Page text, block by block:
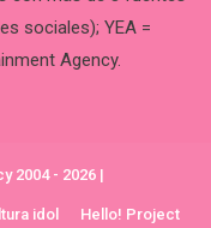
sociales); YEA =
Agency.
2004 - 2026 |
idol Hello! Project